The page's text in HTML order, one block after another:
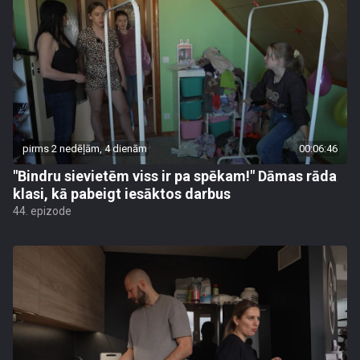
pirms 2 nedēļām, 4 dienām 00:06:46
"Bindru sievietēm viss ir pa spēkam!" Dāmas rāda
klasi, kā pabeigt iesāktos darbus
44. epizode